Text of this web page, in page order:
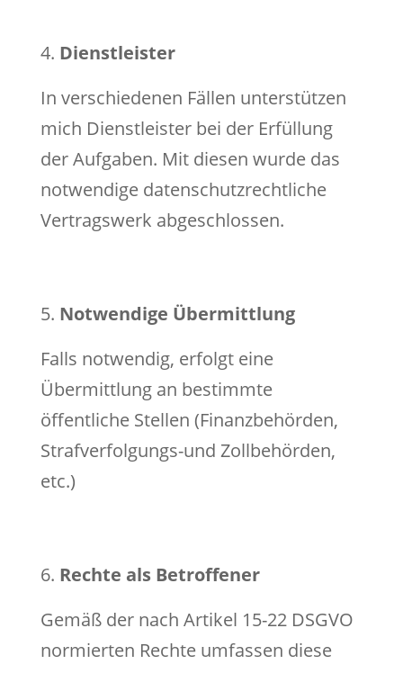
Dienstleister
In verschiedenen Fällen unterstützen
mich Dienstleister bei der Erfüllung
der Aufgaben. Mit diesen wurde das
notwendige datenschutzrechtliche
Vertragswerk abgeschlossen.
Notwendige Übermittlung
Falls notwendig, erfolgt eine
Übermittlung an bestimmte
öffentliche Stellen (Finanzbehörden,
Strafverfolgungs-und Zollbehörden,
etc.)
Rechte als Betroffener
Gemäß der nach Artikel 15-22 DSGVO
normierten Rechte umfassen diese